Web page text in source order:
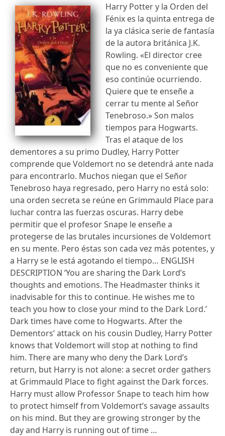
Harry Potter y la Orden del
Fénix es la quinta entrega de
la ya clásica serie de fantasía
de la autora británica J.K.
Rowling. «El director cree
que no es conveniente que
eso continúe ocurriendo.
Quiere que te enseñe a
cerrar tu mente al Señor
Tenebroso.» Son malos
tiempos para Hogwarts.
Tras el ataque de los
dementores a su primo Dudley, Harry Potter
comprende que Voldemort no se detendrá ante nada
para encontrarlo. Muchos niegan que el Señor
Tenebroso haya regresado, pero Harry no está solo:
una orden secreta se reúne en Grimmauld Place para
luchar contra las fuerzas oscuras. Harry debe
permitir que el profesor Snape le enseñe a
protegerse de las brutales incursiones de Voldemort
en su mente. Pero éstas son cada vez más potentes, y
a Harry se le está agotando el tiempo… ENGLISH
DESCRIPTION ‘You are sharing the Dark Lord’s
thoughts and emotions. The Headmaster thinks it
inadvisable for this to continue. He wishes me to
teach you how to close your mind to the Dark Lord.’
Dark times have come to Hogwarts. After the
Dementors’ attack on his cousin Dudley, Harry Potter
knows that Voldemort will stop at nothing to find
him. There are many who deny the Dark Lord’s
return, but Harry is not alone: a secret order gathers
at Grimmauld Place to fight against the Dark forces.
Harry must allow Professor Snape to teach him how
to protect himself from Voldemort’s savage assaults
on his mind. But they are growing stronger by the
day and Harry is running out of time …